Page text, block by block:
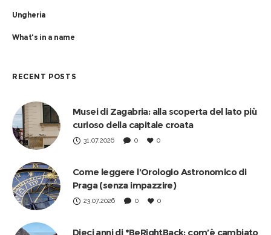
Ungheria
What's in a name
RECENT POSTS
Musei di Zagabria: alla scoperta del lato più
curioso della capitale croata
31.07.2026 0 0
Come leggere l’Orologio Astronomico di
Praga (senza impazzire)
23.07.2026 0 0
Dieci anni di *BeRightBack: com’è cambiato